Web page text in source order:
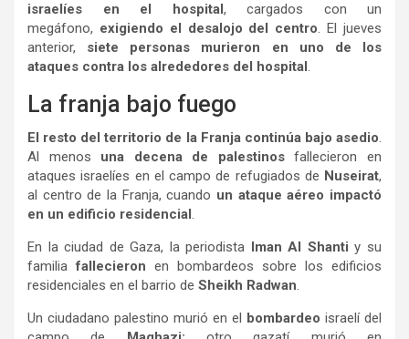
israelíes en el hospital, cargados con un
megáfono, exigiendo el desalojo del centro. El jueves
anterior, siete personas murieron en uno de los
ataques contra los alrededores del hospital.
La franja bajo fuego
El resto del territorio de la Franja continúa bajo asedio.
Al menos una decena de palestinosfallecieron en
ataques israelíes en el campo de refugiados de Nuseirat,
al centro de la Franja, cuando un ataque aéreo impactó
en un edificio residencial.
En la ciudad de Gaza, la periodista Iman Al Shantiy su
familiafallecieron en bombardeos sobre los edificios
residenciales en el barrio de Sheikh Radwan.
Un ciudadano palestino murió en el bombardeo israelí del